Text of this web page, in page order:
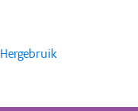
Hergebruik